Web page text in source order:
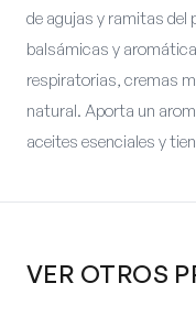
de agujas y ramitas del
balsámicas y
respiratorias, cremas
natural. Aporta un
aceites esenciales y
VER OTROS